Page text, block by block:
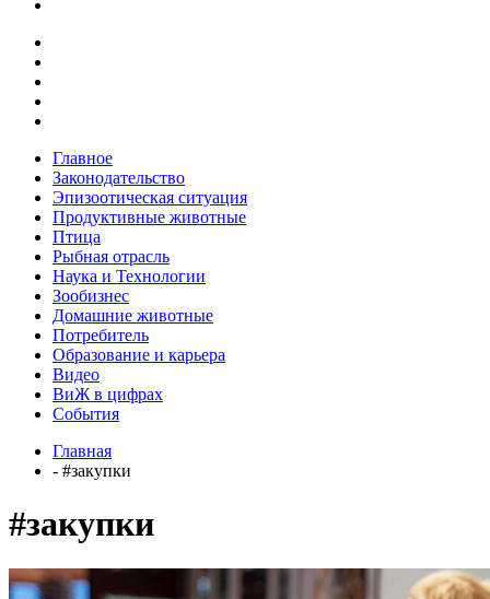
Главное
Законодательство
Эпизоотическая ситуация
Продуктивные животные
Птица
Рыбная отрасль
Наука и Технологии
Зообизнес
Домашние животные
Потребитель
Образование и карьера
Видео
ВиЖ в цифрах
События
Главная
- #закупки
#закупки